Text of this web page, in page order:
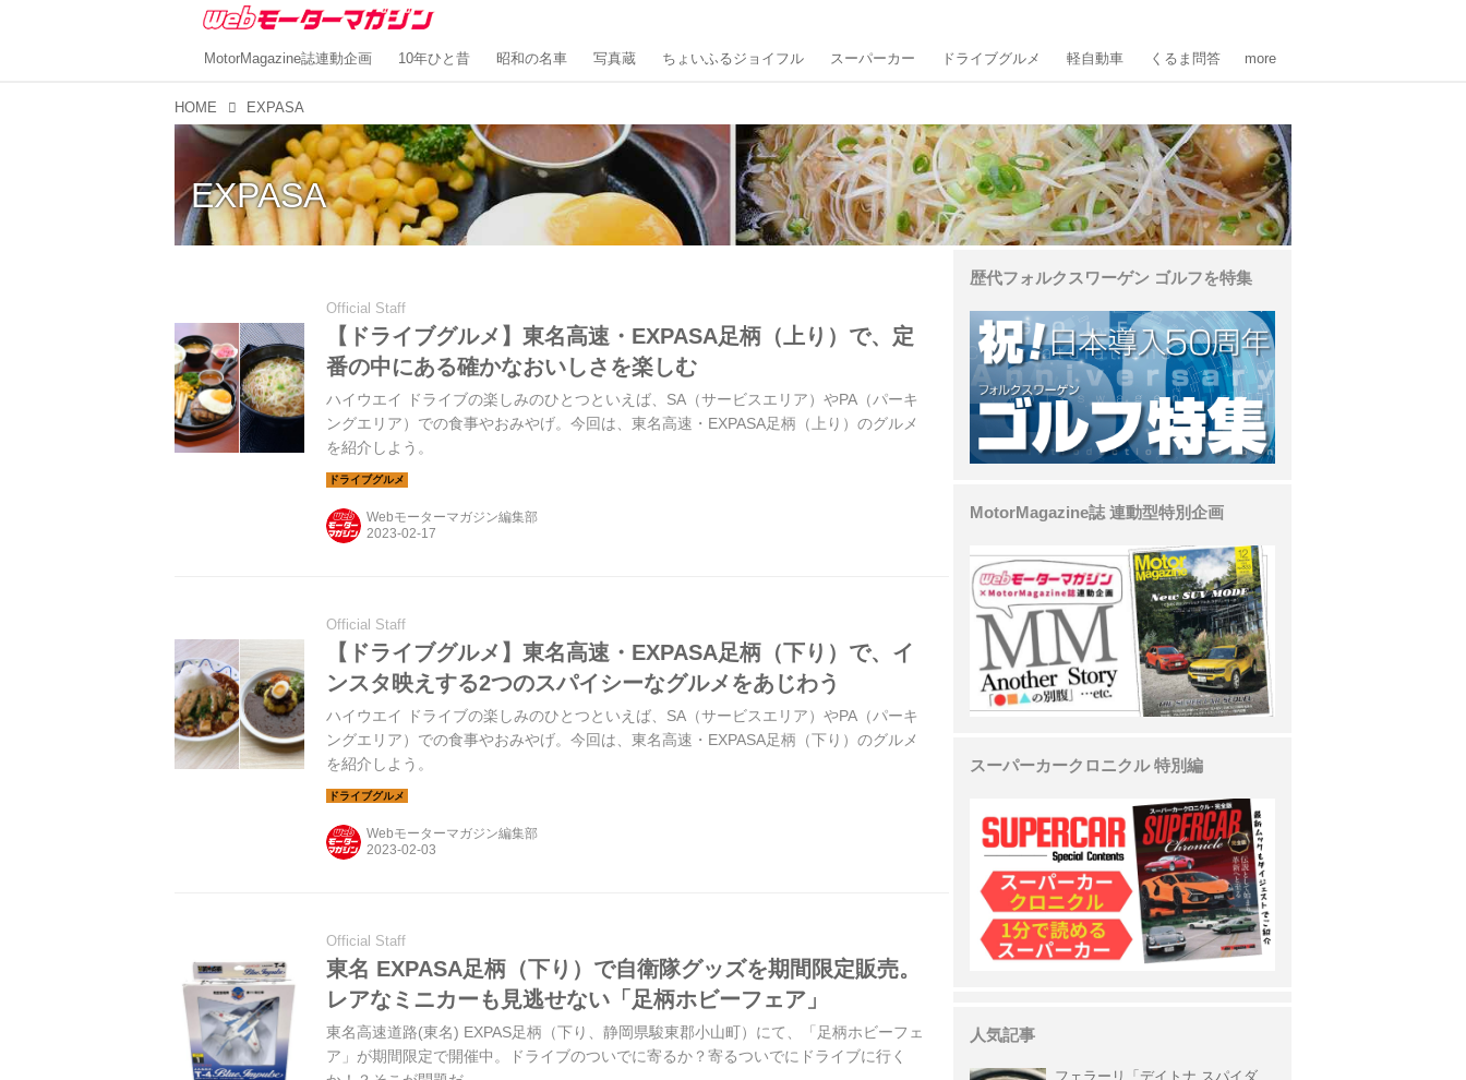
MotorMagazine誌連動企画 10年ひと昔 昭和の名車 写真蔵 ちょいふるジョイフル スーパーカー ドライブグルメ 軽自動車 くるま問答 more
HOME EXPASA
EXPASA
Official Staff
【ドライブグルメ】東名高速・EXPASA足柄（上り）で、定
番の中にある確かなおいしさを楽しむ
ハイウエイ ドライブの楽しみのひとつといえば、SA（サービスエリア）やPA（パーキ
ングエリア）での食事やおみやげ。今回は、東名高速・EXPASA足柄（上り）のグルメ
を紹介しよう。
Webモーターマガジン編集部
Official Staff
【ドライブグルメ】東名高速・EXPASA足柄（下り）で、イ
ンスタ映えする2つのスパイシーなグルメをあじわう
ハイウエイ ドライブの楽しみのひとつといえば、SA（サービスエリア）やPA（パーキ
ングエリア）での食事やおみやげ。今回は、東名高速・EXPASA足柄（下り）のグルメ
を紹介しよう。
Webモーターマガジン編集部
Official Staff
東名 EXPASA足柄（下り）で自衛隊グッズを期間限定販売。
レアなミニカーも見逃せない「足柄ホビーフェア」
東名高速道路(東名) EXPAS足柄（下り、静岡県駿東郡小山町）にて、「足柄ホビーフェ
ア」が期間限定で開催中。ドライブのついでに寄るか？寄るついでにドライブに行く
歴代フォルクスワーゲン ゴルフを特集
MotorMagazine誌 連動型特別企画
スーパーカークロニクル 特別編
人気記事
フェラーリ「デイトナ スパイダ